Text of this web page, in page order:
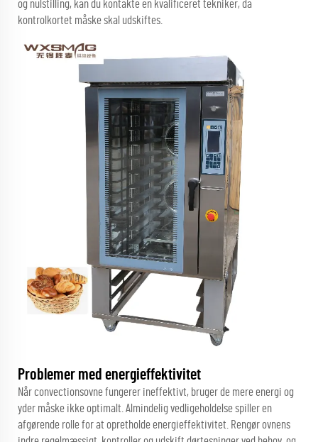
og nulstilling, kan du kontakte en kvalificeret tekniker, da
kontrolkortet måske skal udskiftes.
Problemer med energieffektivitet
Når convectionsovne fungerer ineffektivt, bruger de mere energi og
yder måske ikke optimalt. Almindelig vedligeholdelse spiller en
afgørende rolle for at opretholde energieffektivitet. Rengør ovnens